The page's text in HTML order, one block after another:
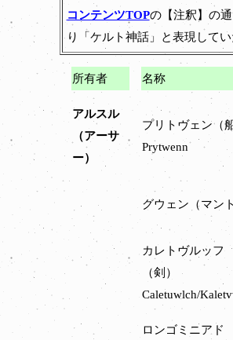
コンテンツTOPの【注釈】の
り「ケルト神話」と表現して
所有者 名称
アルスル
（アーサ
ー）
プリトヴェン（船
Prytwenn
グウェン（マント
カレトヴルッフ
（剣）
Caletuwlch/
ロンゴミニアド